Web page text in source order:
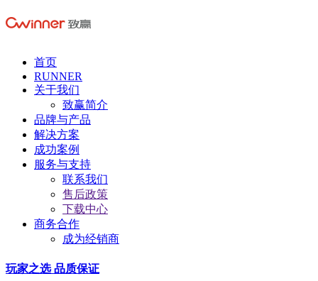
首页
RUNNER
关于我们
致赢简介
品牌与产品
解决方案
成功案例
服务与支持
联系我们
售后政策
下载中心
商务合作
成为经销商
玩家之选 品质保证